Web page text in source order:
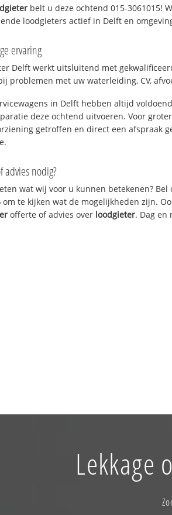
belt u deze ochtend 015-3061015!
loodgieters actief in Delft en
ervaring
Delft werkt uitsluitend met
problemen met uw waterleiding, CV,
in Delft hebben altijd
deze ochtend uitvoeren. Voor
getroffen en direct een afspraak
advies nodig?
wat wij voor u kunnen betekenen?
om te kijken wat de mogelijkheden zijn.
offerte of advies over loodgieter. Dag en
Lekkage